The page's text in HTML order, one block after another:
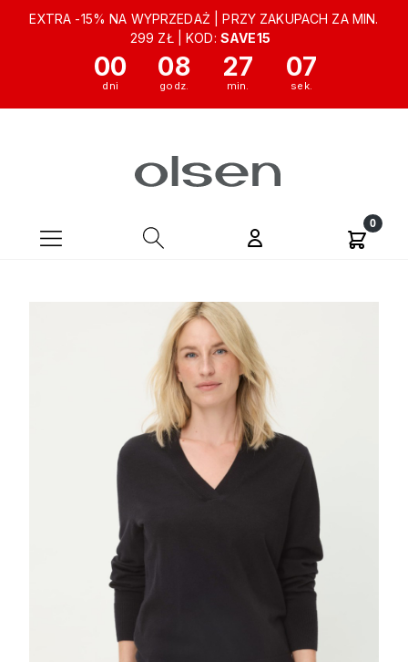
EXTRA -15% NA WYPRZEDAŻ | PRZY ZAKUPACH ZA MIN.
299 ZŁ | KOD: SAVE15
00 08 27 06